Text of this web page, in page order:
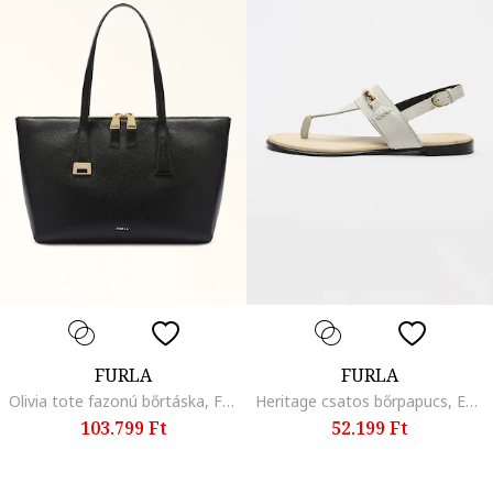
FURLA
Olivia tote fazonú bőrtáska, Fekete
103.799 Ft
FURLA
Heritage csatos bőrpapucs, Ekrü
52.199 Ft